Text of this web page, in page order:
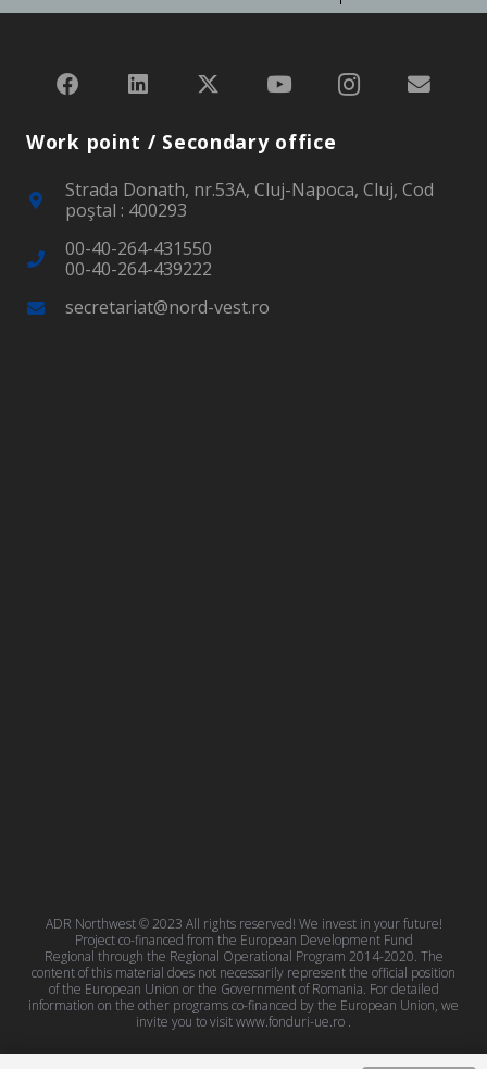
Work point / Secondary office
Strada Donath, nr.53A, Cluj-Napoca, Cluj, Cod
poştal : 400293
00-40-264-431550
00-40-264-439222
secretariat@nord-vest.ro
ADR Northwest © 2023 All rights reserved! We invest in your future!
Project co-financed from the European Development Fund
Regional through the Regional Operational Program 2014-2020. The
content of this material does not necessarily represent the official position
of the European Union or the Government of Romania. For detailed
information on the other programs co-financed by the European Union, we
invite you to visitwww.fonduri-ue.ro .